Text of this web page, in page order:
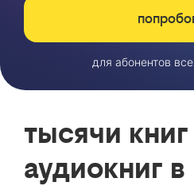
для абонентов
тысячи книг
аудиокниг в